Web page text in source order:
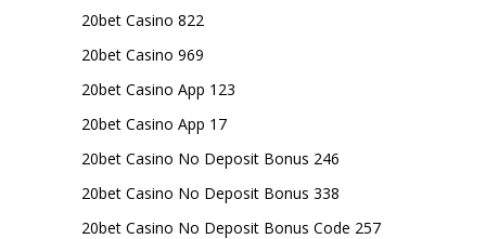
20bet Casino 822
20bet Casino 969
20bet Casino App 123
20bet Casino App 17
20bet Casino No Deposit Bonus 246
20bet Casino No Deposit Bonus 338
20bet Casino No Deposit Bonus Code 257